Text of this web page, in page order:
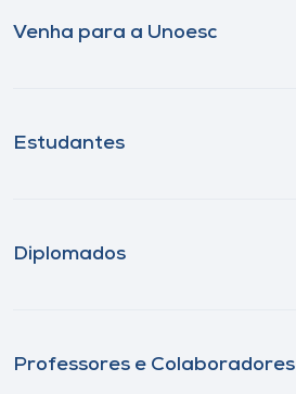
Venha para a Unoesc
Estudantes
Diplomados
Professores e Colaboradores